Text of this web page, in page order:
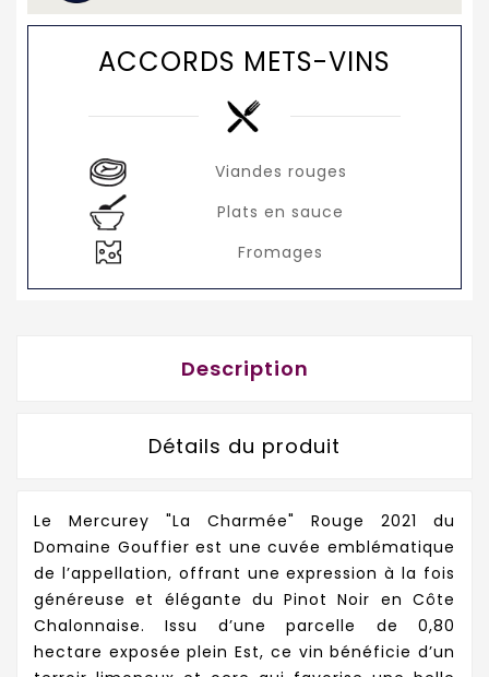
ACCORDS METS-VINS
Viandes rouges
Plats en sauce
Fromages
Description
Détails du produit
Le Mercurey "La Charmée" Rouge 2021 du
Domaine Gouffier est une cuvée emblématique
de l’appellation, offrant une expression à la fois
généreuse et élégante du Pinot Noir en Côte
Chalonnaise. Issu d’une parcelle de 0,80
hectare exposée plein Est, ce vin bénéficie d’un